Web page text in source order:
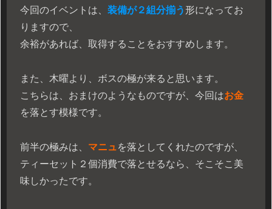
今回のイベントは、 装備が２組分揃う 形になってお
りますので、
余裕があれば、取得することをおすすめします。
また、木曜より、ボスの極が来ると思います。
こちらは、おまけのようなものですが、今回はお金
を落とす模様です。
前半の極みは、 マニュを落としてくれたのですが、
ティーセット２個消費で落とせるなら、そこそこ美
味しかったです。